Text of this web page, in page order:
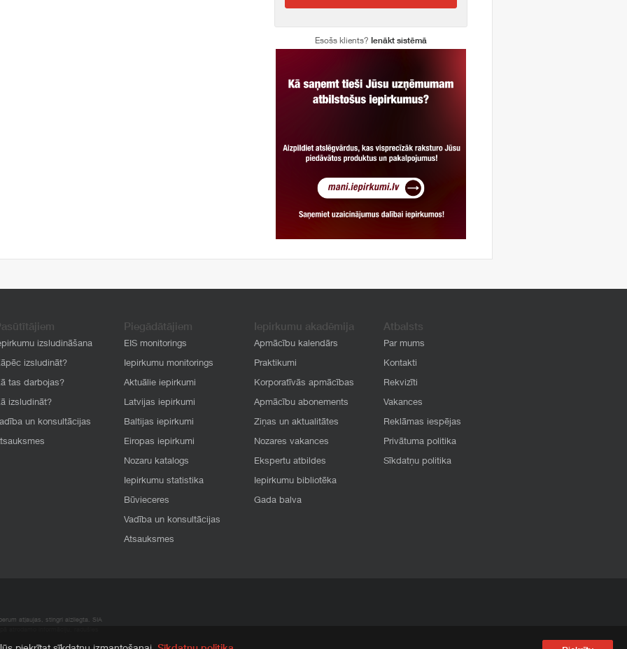
Esošs klients? Ienākt sistēmā
izsludināšana
izsludināt?
tas darbojas?
izsludināt?
un konsultācijas
Piegādātājiem
EIS monitorings
Iepirkumu monitorings
Aktuālie iepirkumi
Latvijas iepirkumi
Baltijas iepirkumi
Eiropas iepirkumi
Nozaru katalogs
Iepirkumu statistika
Būvieceres
Vadība un konsultācijas
Atsauksmes
Iepirkumu akadēmija
Apmācību kalendārs
Praktikumi
Korporatīvās apmācības
Apmācību abonements
Ziņas un aktualitātes
Nozares vakances
Ekspertu atbildes
Iepirkumu bibliotēka
Gada balva
Atbalsts
Par mums
Kontakti
Rekvizīti
Vakances
Reklāmas iespējas
Privātuma politika
Sīkdatņu politika
atļaujas, stingri aizliegta. SIA